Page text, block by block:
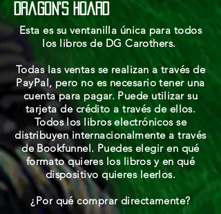
Dragon's Hoard
Esta es su ventanilla única para todos
los libros de DG Carothers.
Todas las ventas se realizan a través de
PayPal, pero no es necesario tener una
cuenta para pagar. Puede utilizar su
tarjeta de crédito a través de ellos.
Todos los libros electrónicos se
distribuyen internacionalmente a través
de Bookfunnel. Puedes elegir en qué
formato quieres los libros y en qué
dispositivo quieres leerlos.
¿Por qué comprar directamente?